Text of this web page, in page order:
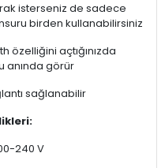
isterseniz de sadece
birden kullanabilirsiniz
özelliğini açtığınızda
anında görür
sağlanabilir
240 V